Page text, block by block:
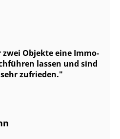
zwei Objekte eine Im­mo­
lassen und sind
zufrieden.